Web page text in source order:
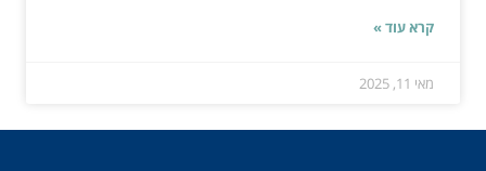
קרא עוד »
מאי 11, 2025